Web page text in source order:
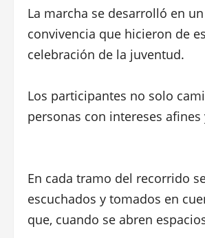
La marcha se desarrolló en
convivencia que hicieron de
celebración de la juventud.
Los participantes no solo
personas con intereses
En cada tramo del recorrido
escuchados y tomados en
que, cuando se abren